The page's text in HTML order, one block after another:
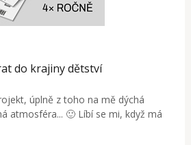
do krajiny dětství
úplně z toho na mě dýchá
atmosféra... 🙂 Líbí se mi, když má